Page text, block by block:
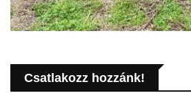
Csatlakozz hozzánk!